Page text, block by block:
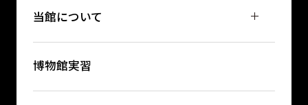
当館について
博物館実習